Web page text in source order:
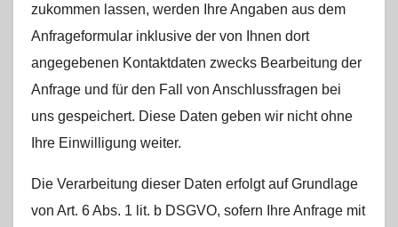
zukommen lassen, werden Ihre Angaben aus dem
Anfrageformular inklusive der von Ihnen dort
angegebenen Kontaktdaten zwecks Bearbeitung der
Anfrage und für den Fall von Anschlussfragen bei
uns gespeichert. Diese Daten geben wir nicht ohne
Ihre Einwilligung weiter.
Die Verarbeitung dieser Daten erfolgt auf Grundlage
von Art. 6 Abs. 1 lit. b DSGVO, sofern Ihre Anfrage mit